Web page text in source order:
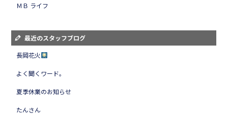
ＭＢ ライフ
最近のスタッフブログ
長岡花火
よく聞くワード。
夏季休業のお知らせ
たんさん